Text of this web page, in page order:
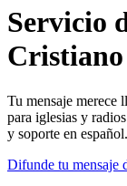
Servicio
Tu mensaje merece
para iglesias y
y soporte en español.
Difunde tu mensaje